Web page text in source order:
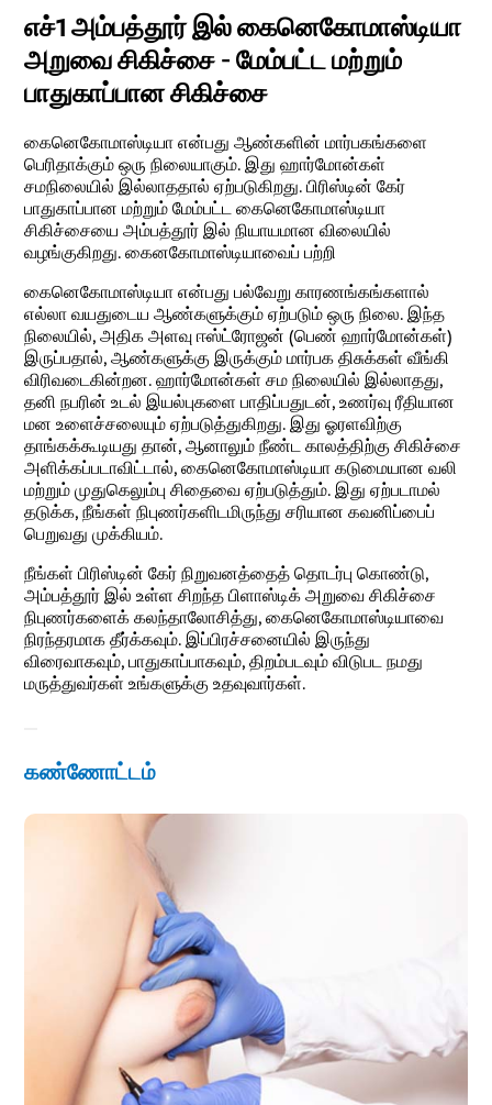
எச்1 அம்பத்தூர் இல் கைனெகோமாஸ்டியா
அறுவை சிகிச்சை - மேம்பட்ட மற்றும்
பாதுகாப்பான சிகிச்சை
கைனெகோமாஸ்டியா என்பது ஆண்களின் மார்பகங்களை
பெரிதாக்கும் ஒரு நிலையாகும். இது ஹார்மோன்கள்
சமநிலையில் இல்லாததால் ஏற்படுகிறது. பிரிஸ்டின் கேர்
பாதுகாப்பான மற்றும் மேம்பட்ட கைனெகோமாஸ்டியா
சிகிச்சையை அம்பத்தூர் இல் நியாயமான விலையில்
வழங்குகிறது. கைனகோமாஸ்டியாவைப் பற்றி
கைனெகோமாஸ்டியா என்பது பல்வேறு காரணங்கங்களால்
எல்லா வயதுடைய ஆண்களுக்கும் ஏற்படும் ஒரு நிலை. இந்த
நிலையில், அதிக அளவு ஈஸ்ட்ரோஜன் (பெண் ஹார்மோன்கள்)
இருப்பதால், ஆண்களுக்கு இருக்கும் மார்பக திசுக்கள் வீங்கி
விரிவடைகின்றன. ஹார்மோன்கள் சம நிலையில் இல்லாதது,
தனி நபரின் உடல் இயல்புகளை பாதிப்பதுடன், உணர்வு ரீதியான
மன உளைச்சலையும் ஏற்படுத்துகிறது. இது ஓரளவிற்கு
தாங்கக்கூடியது தான், ஆனாலும் நீண்ட காலத்திற்கு சிகிச்சை
அளிக்கப்படாவிட்டால், கைனெகோமாஸ்டியா கடுமையான வலி
மற்றும் முதுகெலும்பு சிதைவை ஏற்படுத்தும். இது ஏற்படாமல்
தடுக்க, நீங்கள் நிபுணர்களிடமிருந்து சரியான கவனிப்பைப்
பெறுவது முக்கியம்.
நீங்கள் பிரிஸ்டின் கேர் நிறுவனத்தைத் தொடர்பு கொண்டு,
அம்பத்தூர் இல் உள்ள சிறந்த பிளாஸ்டிக் அறுவை சிகிச்சை
நிபுணர்களைக் கலந்தாலோசித்து, கைனெகோமாஸ்டியாவை
நிரந்தரமாக தீர்க்கவும். இப்பிரச்சனையில் இருந்து
விரைவாகவும், பாதுகாப்பாகவும், திறம்படவும் விடுபட நமது
மருத்துவர்கள் உங்களுக்கு உதவுவார்கள்.
கண்ணோட்டம்